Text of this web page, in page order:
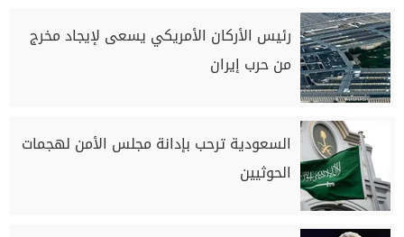
رئيس الأركان الأمريكي يسعى لإيجاد مخرج
من حرب إيران
السعودية ترحب بإدانة مجلس الأمن لهجمات
الحوثيين